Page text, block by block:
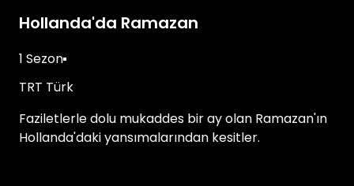
Hollanda'da Ramazan
1 Sezon
TRT Türk
Faziletlerle dolu mukaddes bir ay olan Ramazan'ın
Hollanda'daki yansımalarından kesitler.